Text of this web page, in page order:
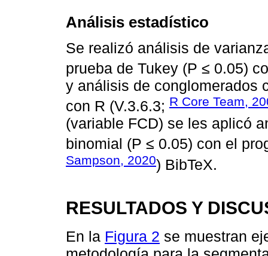
Análisis estadístico
Se realizó análisis de
prueba de Tukey (P ≤ 0.05)
y análisis de conglomerados
con R (V.3.6.3; R Core Team,
(variable FCD) se les aplicó
binomial (P ≤ 0.05) con el
Sampson, 2020) BibTeX.
RESULTADOS Y
En la Figura 2 se muestran